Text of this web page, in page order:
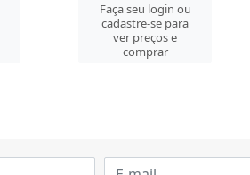
Faça seu login ou
cadastre-se para
ver preços e
comprar